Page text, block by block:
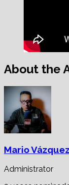
About the
Mario Vázquez
Administrator